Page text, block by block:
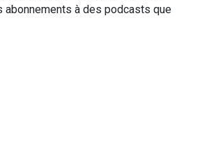
à des podcasts que